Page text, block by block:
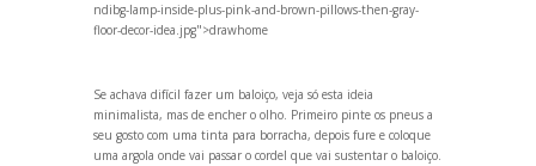
ndibg-lamp-inside-plus-pink-and-brown-pillows-then-gray-
floor-decor-idea.jpg">drawhome
Se achava difícil fazer um baloiço, veja só esta ideia
minimalista, mas de encher o olho. Primeiro pinte os pneus a
seu gosto com uma tinta para borracha, depois fure e coloque
uma argola onde vai passar o cordel que vai sustentar o baloiço.